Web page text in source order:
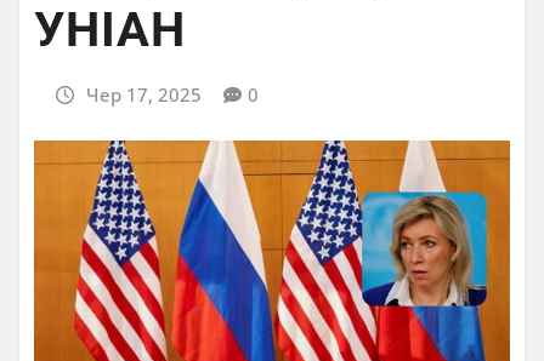
УНІАН
Чер 17, 2025 0